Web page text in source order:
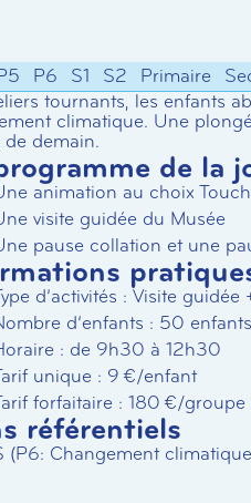
P6 S1 S2 Primaire
tournants, les enfants
climatique. Une
de demain.
de la
animation au choix
visite guidée du Musée
pause collation et une
d’activités : Visite
d’enfants : 50
: de 9h30 à 12h30
unique : 9 €/enfant
forfaitaire : 180 €/
référentiels
(P6: Changement